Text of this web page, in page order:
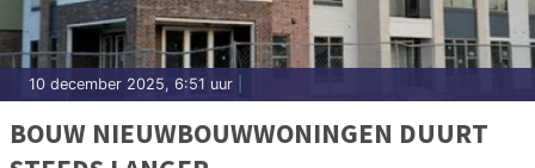
10 december 2025, 6:51 uur
BOUW NIEUWBOUWWONINGEN DUURT